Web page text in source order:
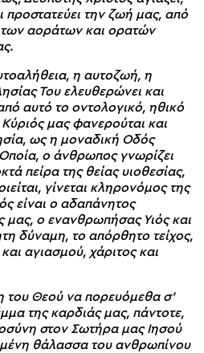
προστατεύει την ζωή μας, από
των αοράτων και ορατών
η αυτοζωή, η
Του ελευθερώνει και
αυτό το οντολογικό, ηθικό
μας φανερούται και
ως η μοναδική Οδός
ο άνθρωπος γνωρίζει
πείρα της θείας υιοθεσίας,
γίνεται κληρονόμος της
είναι ο αδαπάνητος
μας, ο ενανθρωπήσας Υιός και
δύναμη, το απόρθητο τείχος,
αγιασμού, χάριτος και
του Θεού να πορευόμεθα σ’
της καρδιάς μας, πάντοτε,
στον Σωτήρα μας Ιησού
θάλασσα του ανθρωπίνου